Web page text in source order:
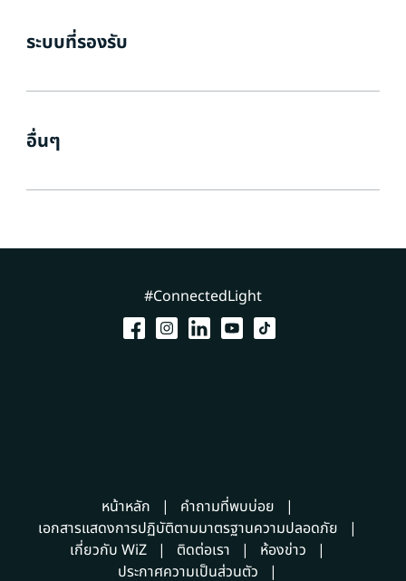
ระบบที่รองรับ
อื่นๆ
#ConnectedLight
หน้าหลัก
คำถามที่พบบ่อย
เอกสารแสดงการปฏิบัติตามมาตรฐานความปลอดภัย
เกี่ยวกับ WiZ
ติดต่อเรา
ห้องข่าว
ประกาศความเป็นส่วนตัว